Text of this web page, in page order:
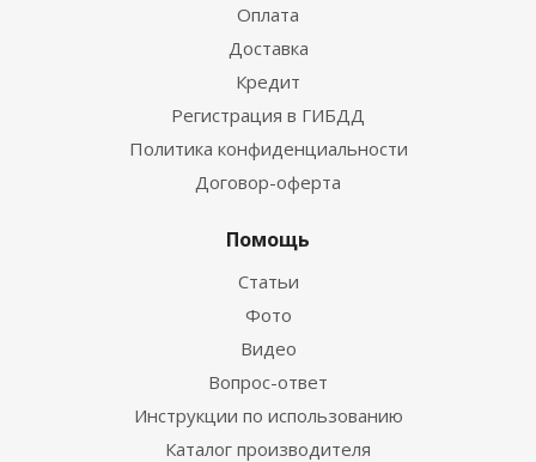
Оплата
Доставка
Кредит
Регистрация в ГИБДД
Политика конфиденциальности
Договор-оферта
Помощь
Статьи
Фото
Видео
Вопрос-ответ
Инструкции по использованию
Каталог производителя